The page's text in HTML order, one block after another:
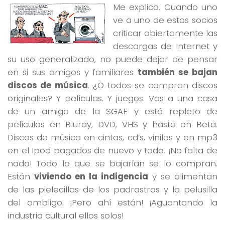
Me explico. Cuando uno
ve a uno de estos socios
criticar abiertamente las
descargas de Internet y
su uso generalizado, no puede dejar de pensar
en si sus amigos y familiares también se bajan
discos de música. ¿O todos se compran discos
originales? Y películas. Y juegos. Vas a una casa
de un amigo de la SGAE y está repleto de
películas en Bluray, DVD, VHS y hasta en Beta.
Discos de música en cintas, cd’s, vinilos y en mp3
en el Ipod pagados de nuevo y todo. ¡No falta de
nada! Todo lo que se bajarían se lo compran.
Están viviendo en la indigencia y se alimentan
de las pielecillas de los padrastros y la pelusilla
del ombligo. ¡Pero ahí están! ¡Aguantando la
industria cultural ellos solos!